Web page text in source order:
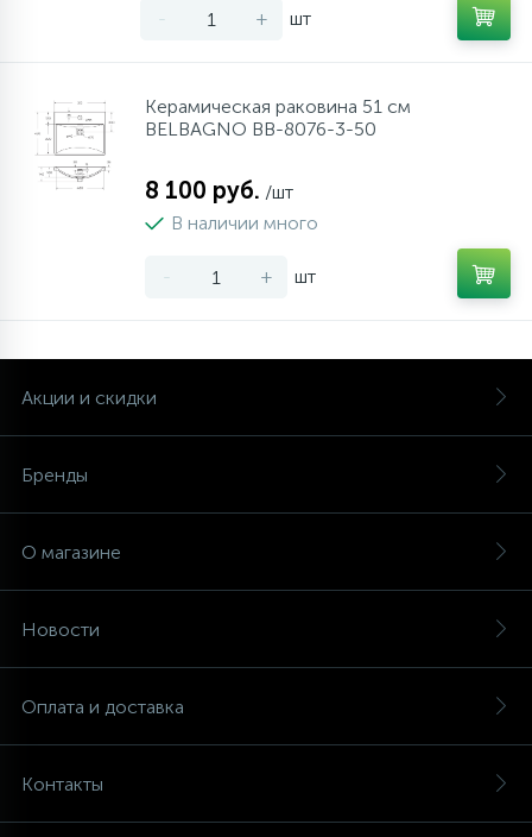
- + шт
Керамическая раковина 51 см
BELBAGNO BB-8076-3-50
8 100 руб. /шт
В наличии много
- + шт
Акции и скидки
Бренды
О магазине
Новости
Оплата и доставка
Контакты